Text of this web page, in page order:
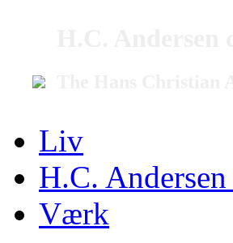
Liv
H.C.
Værk